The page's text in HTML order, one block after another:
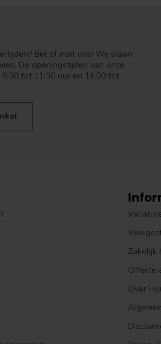
Bel of mail ons! Wij staan
De openingstijden van onze
tot 11:30 uur en 14:00 tot
Zakelijk
Offerte
Over